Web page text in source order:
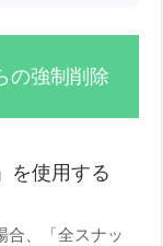
の強制削除
を使用する
合、「全スナッ